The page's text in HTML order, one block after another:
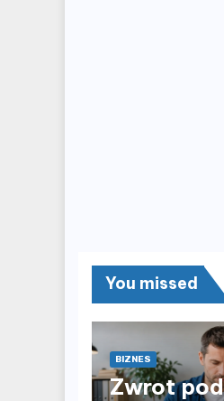
You missed
BIZNES
Zwrot